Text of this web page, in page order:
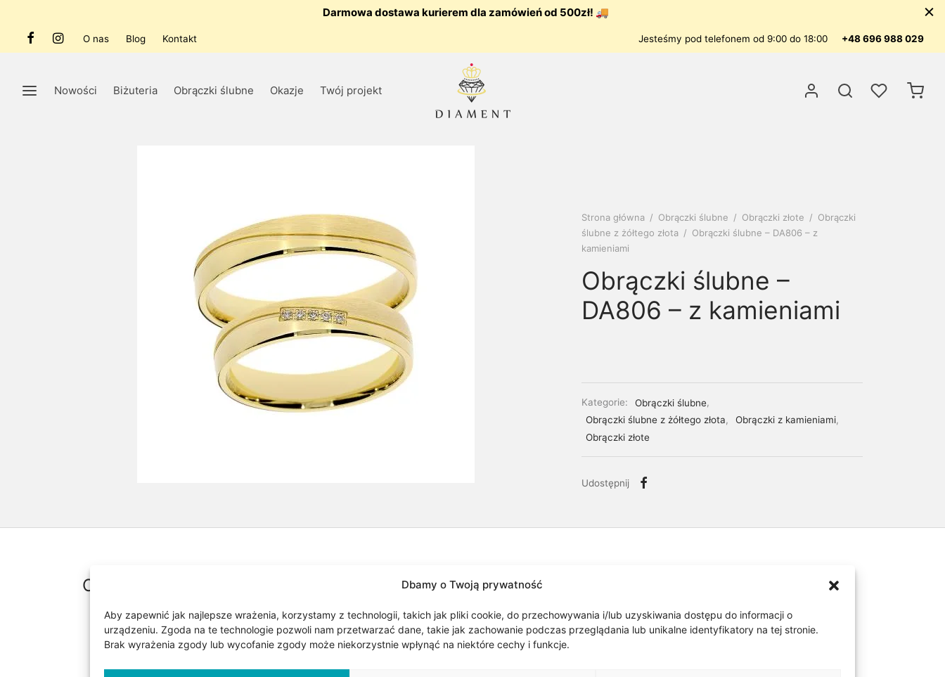
Dbamy o Twoją prywatność
Aby zapewnić jak najlepsze wrażenia, korzystamy z technologii, takich jak pliki cookie, do przechowywania i/lub uzyskiwania dostępu do informacji o
urządzeniu. Zgoda na te technologie pozwoli nam przetwarzać dane, takie jak zachowanie podczas przeglądania lub unikalne identyfikatory na tej stronie.
Brak wyrażenia zgody lub wycofanie zgody może niekorzystnie wpłynąć na niektóre cechy i funkcje.
Darmowa dostawa kurierem dla zamówień od 500zł! 🚚
O nas Blog Kontakt Jesteśmy pod telefonem od 9:00 do 18:00 +48 696 988 029
Nowości Biżuteria Obrączki ślubne Okazje Twój projekt
Strona główna / Obrączki ślubne / Obrączki złote / Obrączki
ślubne z żółtego złota / Obrączki ślubne – DA806 – z
kamieniami
Obrączki ślubne –
DA806 – z kamieniami
Kategorie: Obrączki ślubne,
Obrączki ślubne z żółtego złota, Obrączki z kamieniami,
Obrączki złote
Udostępnij
Opis
Obrączki wykonane z żółtego złota. Możliwość zmiany zarówno koloru złota, szerokości jak i wysokości obrączek. W
standardzie obrączki mają 4 mm szerokości. Obrączki z kamieniami 5 x 0,01 ct. Obrączki mogą być wykonane w
trzech próbach złota: 0,333 (8k), 0,585 (14k) i 0,750 (18k). Obrączka może być płaska lub wypukła od wewnątrz ( z